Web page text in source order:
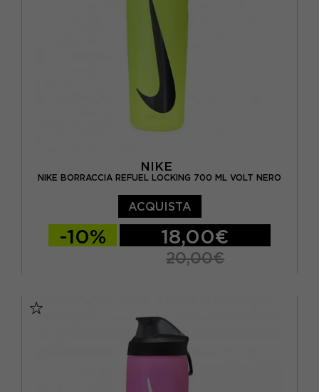
NIKE
NIKE BORRACCIA REFUEL LOCKING 700 ML VOLT NERO
ACQUISTA
-10% 18,00€
20,00€